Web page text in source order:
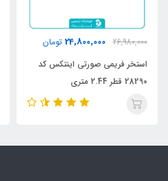
26,980,000
24,800,000 تومان
استخر فریمی صورتی اینتکس کد
28290 قطر 2.44 متری